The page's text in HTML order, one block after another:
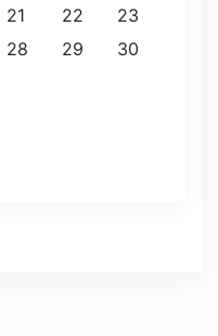
21 22
23
28 29
30